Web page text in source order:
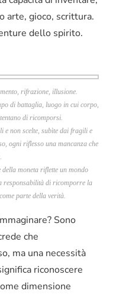
arte, gioco, scrittura.
dello spirito.
rifrazione, illusione.
di battaglia, luogo in cui corpo,
di ricomporsi.
e non scelte, subìte dai fragili e
ogni riflesso una mancanza che
moneta riflette un mondo
responsabilità di ricomporre la
parte della verità.
Sono
che
ma una necessità
riconoscere
dimensione